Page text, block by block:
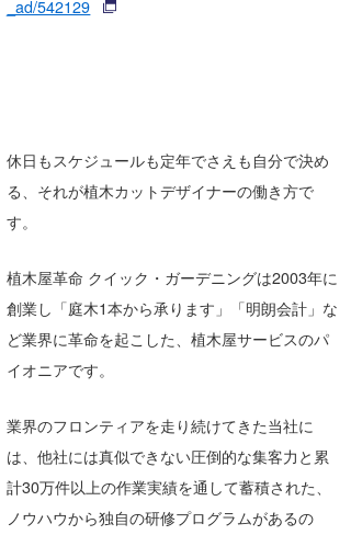
_ad/542129
休日もスケジュールも定年でさえも自分で決め
る、それが植木カットデザイナーの働き方で
す。
植木屋革命 クイック・ガーデニングは2003年に
創業し「庭木1本から承ります」「明朗会計」な
ど業界に革命を起こした、植木屋サービスのパ
イオニアです。
業界のフロンティアを走り続けてきた当社に
は、他社には真似できない圧倒的な集客力と累
計30万件以上の作業実績を通して蓄積された、
ノウハウから独自の研修プログラムがあるの